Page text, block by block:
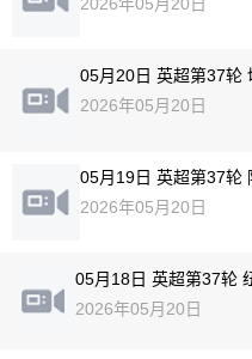
2026年05月20日
05月20日 英超第37轮
2026年05月20日
05月19日 英超第37轮
2026年05月20日
05月18日 英超第37轮
2026年05月20日